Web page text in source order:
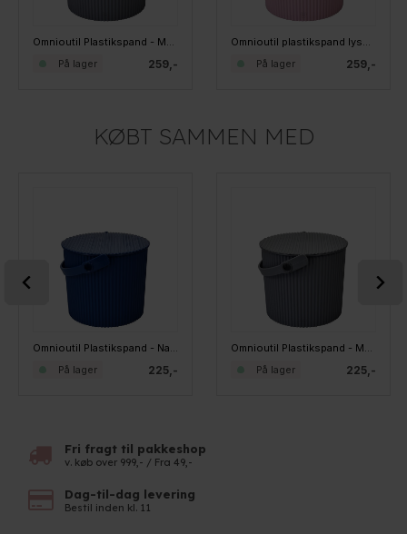
259,-
På lager 259,-
På lager
KØBT SAMMEN MED
225,-
På lager 225,-
På lager
Fri fragt til pakkeshop
v. køb over 999,- / Fra 49,-
Dag-til-dag levering
Bestil inden kl. 11